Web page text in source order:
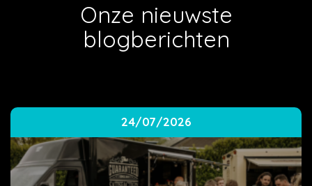
Onze nieuwste
blogberichten
24/07/2026